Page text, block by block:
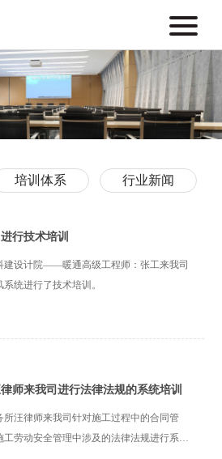
培训体系 行业新闻
行技术培训
建设计院——暖通高级工程师：张工来我司
统进行了技术培训。
师来我司进行法律法规的系统培训
汪律师来我司针对施工过程中的合同管
劳动安全管理中涉及的法律法规进行系统